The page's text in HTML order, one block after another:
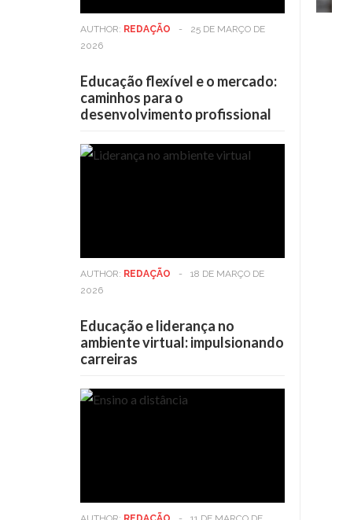
AUTHOR: REDAÇÃO -
25 DE MARÇO DE
2026
Educação flexível e o mercado:
caminhos para o
desenvolvimento profissional
AUTHOR: REDAÇÃO -
18 DE MARÇO DE
2026
Educação e liderança no
ambiente virtual: impulsionando
carreiras